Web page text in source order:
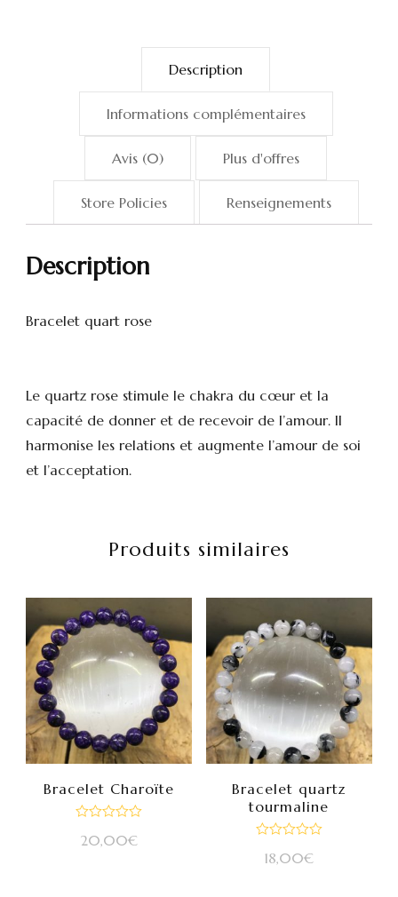
Description
Informations complémentaires
Avis (0) Plus d'offres
Store Policies Renseignements
Description
Bracelet quart rose
Le quartz rose stimule le chakra du cœur et la
capacité de donner et de recevoir de l’amour. Il
harmonise les relations et augmente l’amour de soi
et l’acceptation.
Produits similaires
Bracelet Charoïte
20,00€
Bracelet quartz
tourmaline
18,00€